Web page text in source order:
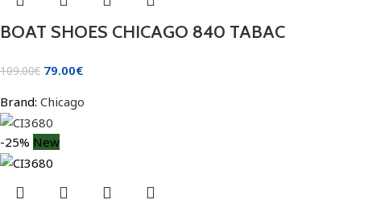
BOAT SHOES CHICAGO 840 TABAC
109.00€ 79.00€
Brand: Chicago
-25% New